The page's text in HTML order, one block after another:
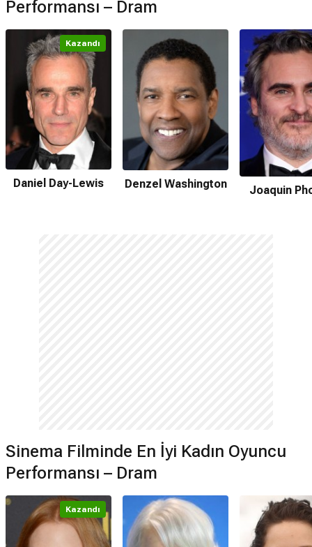
Performansı – Dram
Kazandı
Daniel Day-Lewis Denzel Washington Joaquin
Sinema Filminde En İyi Kadın Oyuncu
Performansı – Dram
Kazandı